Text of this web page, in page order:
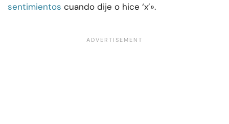
sentimientos cuando dije o hice ‘x’».